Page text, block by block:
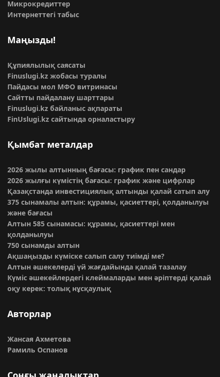
Микрокредиттер
Интернеттегі табыс
Маңызды!
Құпиялылық саясаты
Finuslugi.kz жобасы туралы
Пайдасы мол МФО витринасы
Сайтты пайдалану шарттары
Finuslugi.kz байланыс ақпараты
FinUslugi.kz сайтында орналастыру
Қымбат металдар
2026 жылы алтынның бағасы: график пен сандар
2026 жылғы күмістің бағасы: график және цифрлар
Қазақстанда инвестициялық алтынды қалай сатып алу
375 сынамалы алтын: құрамы, қасиеттері, қолданылуы
және бағасы
Алтын 585 сынамасы: құрамы, қасиеттері мен
қолданылуы
750 сынамды алтын
Ақшаңызды күміске салып салу тиімді ме?
Алтын әшекелерді үй жағдайында қалай тазалау
Күміс әшекейлердегі клеймаларды мен әріптерді қалай
оқу керек: толық нұсқаулық
Авторлар
Жансая Ахметова
Рамиль Оспанов